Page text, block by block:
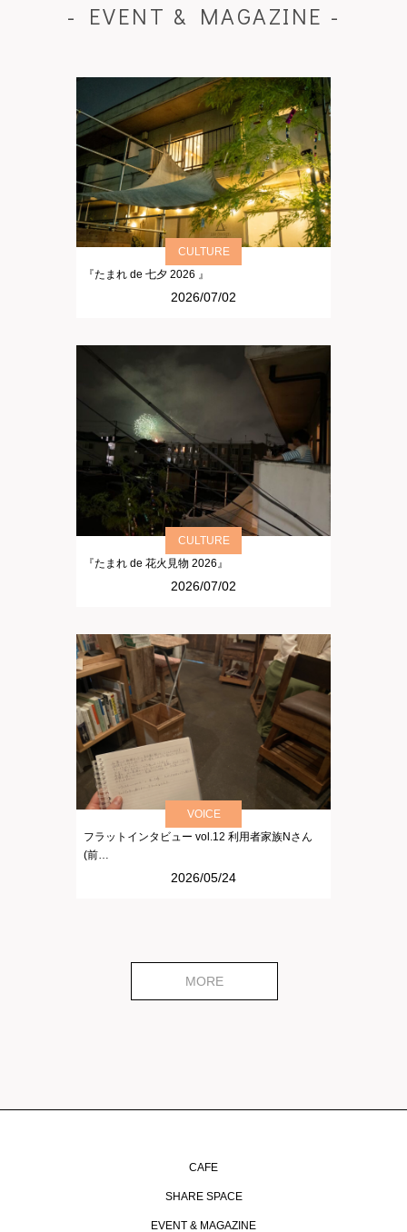
- EVENT & MAGAZINE -
CULTURE
『たまれ de 七夕 2026 』
2026/07/02
CULTURE
『たまれ de 花火見物 2026』
2026/07/02
VOICE
フラットインタビュー vol.12 利用者家族Nさん
(前…
2026/05/24
MORE
CAFE
SHARE SPACE
EVENT & MAGAZINE